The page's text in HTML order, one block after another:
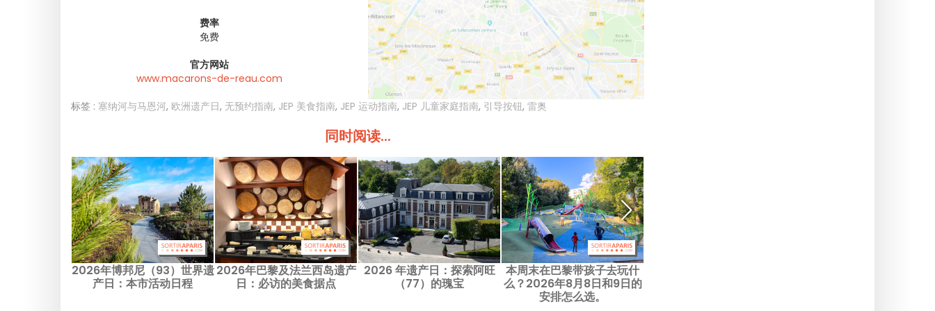
费率
免费
官方网站
www.macarons-de-reau.com
标签 : 塞纳河与马恩河, 欧洲遗产日, 无预约指南, JEP 美食指南, JEP 运动指南, JEP 儿童家庭指南, 引导按钮, 雷奥
同时阅读...
2026年博邦尼（93）世界遗
产日：本市活动日程
2026年巴黎及法兰西岛遗产
日：必访的美食据点
2026 年遗产日：探索阿旺
（77）的瑰宝
本周末在巴黎带孩子去玩什
么？2026年8月8日和9日的
安排怎么选。